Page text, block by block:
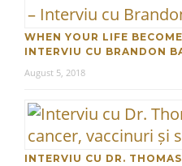
WHEN YOUR LIFE
INTERVIU CU BRANDON
August 5, 2018
INTERVIU CU DR.